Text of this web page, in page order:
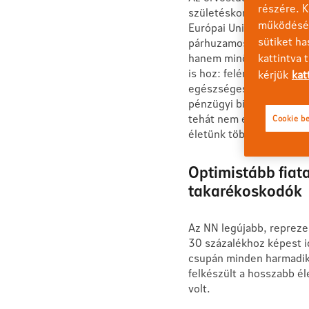
születéskor várható
Európai Unióban 81,5
párhuzamosan pedig
hanem minőségi
is hoz: felértékelődik a
egészséges életmód, a
pénzügyi biztonság
tehát nem egyetlen
életünk több területét
Optimistább
takarékoskodók
Az NN legújabb,
30 százalékhoz képest
csupán minden
felkészült a hosszabb
volt.
részére.
sütiket
kattintva
kérjük
Cookie